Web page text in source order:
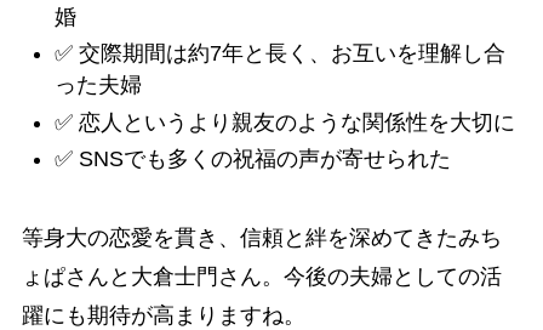
婚
✅ 交際期間は約7年と長く、お互いを理解し合
った夫婦
✅ 恋人というより親友のような関係性を大切に
✅ SNSでも多くの祝福の声が寄せられた
等身大の恋愛を貫き、信頼と絆を深めてきたみち
ょぱさんと大倉士門さん。今後の夫婦としての活
躍にも期待が高まりますね。